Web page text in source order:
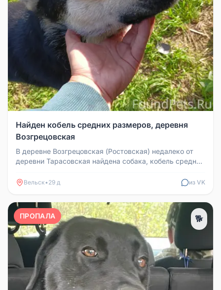
Найден кобель средних размеров, деревня
Возгрецовская
В деревне Возгрецовская (Ростовская) недалеко от
деревни Тарасовская найдена собака, кобель средних
Вельск• 29 д из VK
ПРОПАЛА 🐕